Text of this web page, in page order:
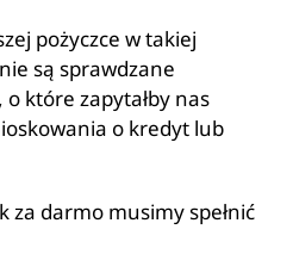
pożyczce w takiej
są sprawdzane
które zapytałby nas
o kredyt lub
za darmo musimy spełnić